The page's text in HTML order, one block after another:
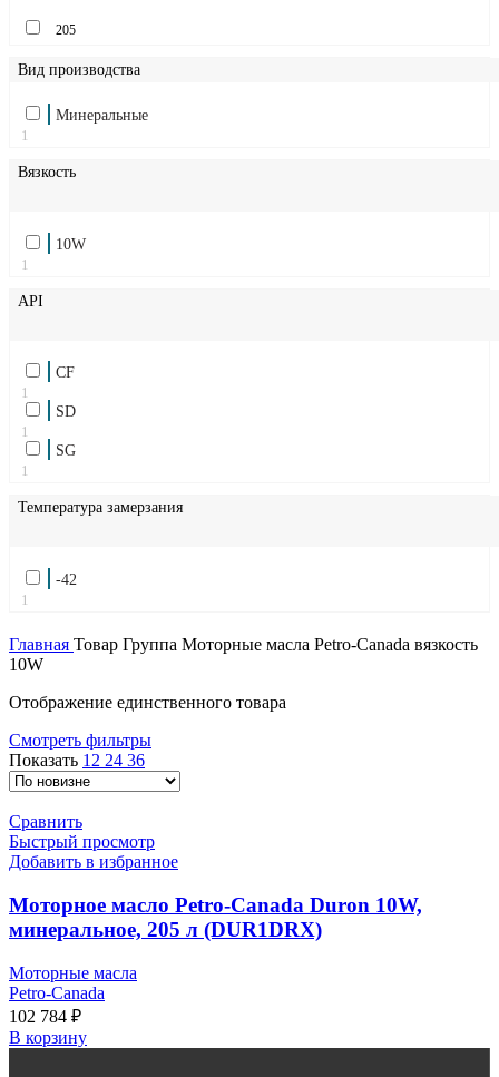
205
Вид производства
Минеральные
1
Вязкость
10W
1
API
CF
1
SD
1
SG
1
Температура замерзания
-42
1
Главная Товар Группа Моторные масла Petro-Canada вязкость
10W
Отображение единственного товара
Смотреть фильтры
Показать 12 24 36
Сравнить
Быстрый просмотр
Добавить в избранное
Моторное масло Petro-Canada Duron 10W,
минеральное, 205 л (DUR1DRX)
Моторные масла
Petro-Canada
102 784 ₽
В корзину